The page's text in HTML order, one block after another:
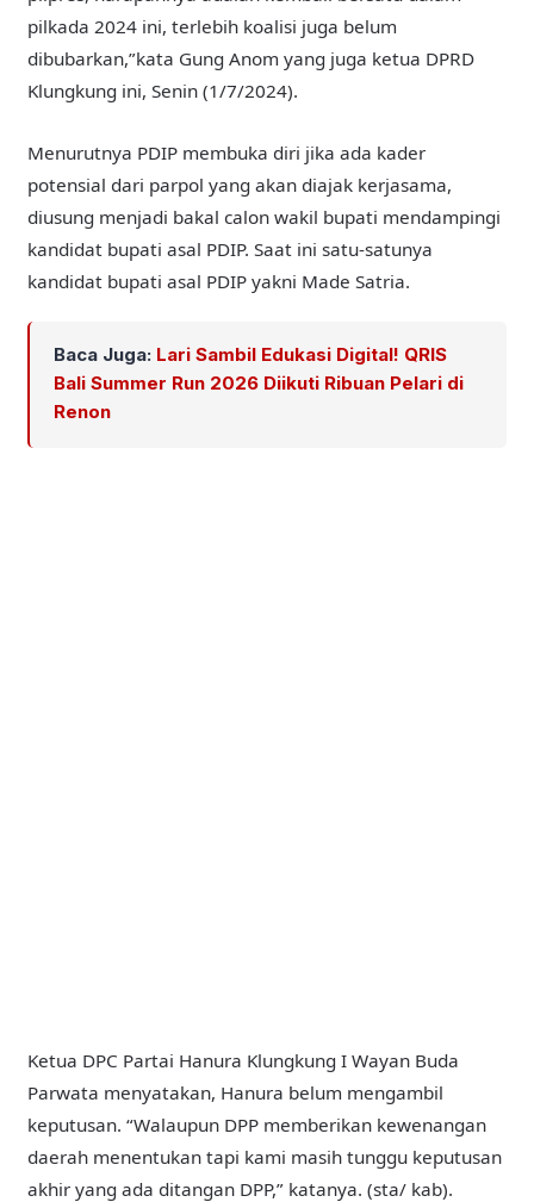
pilkada 2024 ini, terlebih koalisi juga belum
dibubarkan,”kata Gung Anom yang juga ketua DPRD
Klungkung ini, Senin (1/7/2024).
Menurutnya PDIP membuka diri jika ada kader
potensial dari parpol yang akan diajak kerjasama,
diusung menjadi bakal calon wakil bupati mendampingi
kandidat bupati asal PDIP. Saat ini satu-satunya
kandidat bupati asal PDIP yakni Made Satria.
Baca Juga: Lari Sambil Edukasi Digital! QRIS
Bali Summer Run 2026 Diikuti Ribuan Pelari di
Renon
Ketua DPC Partai Hanura Klungkung I Wayan Buda
Parwata menyatakan, Hanura belum mengambil
keputusan. “Walaupun DPP memberikan kewenangan
daerah menentukan tapi kami masih tunggu keputusan
akhir yang ada ditangan DPP,” katanya. (sta/ kab).